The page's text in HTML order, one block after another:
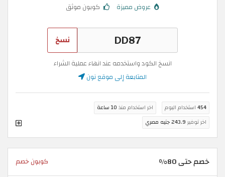
عروض مميزة كوبون موثق
نسخ
انسخ الكود واستخدمه عند انهاء عملية الشراء
المتابعة إلى موقع نون
454 استخدام اليوم اخر استخدام منذ 10 ساعة
اخر توفير 243.9 جنيه مصري
خصم حتى 80% كوبون خصم